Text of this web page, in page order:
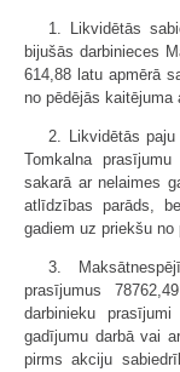
1. Likvidētās
bijušās darbinieces
614,88 latu apmērā
no pēdējās
2. Likvidētās paju
Tomkalna
sakarā ar nelaimes
atlīdzības parāds,
gadiem uz priekšu
3.
prasījumus
darbinieku
gadījumu darbā vai
pirms akciju